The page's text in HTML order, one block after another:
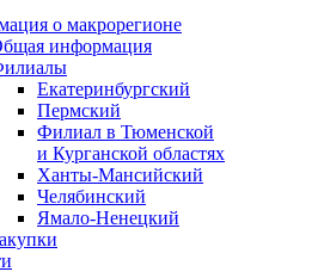
о макрорегионе
информация
Екатеринбургский
Пермский
Филиал в Тюменской
и Курганской областях
Ханты-Мансийский
Челябинский
Ямало-Ненецкий